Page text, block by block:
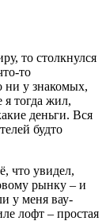
то столкнулся
то
ни у знакомых,
я тогда жил,
деньги. Вся
будто
что увидел,
рынку – и
у меня вау-
лофт – простая